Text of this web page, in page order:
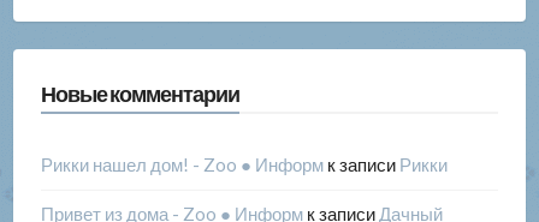
Новые комментарии
Рикки нашел дом! - Zoo ● Информк записи Рикки
Привет из дома - Zoo ● Информк записи Дачный